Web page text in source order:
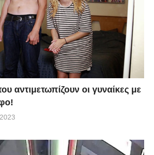
αντιμετωπίζουν οι γυναίκες με